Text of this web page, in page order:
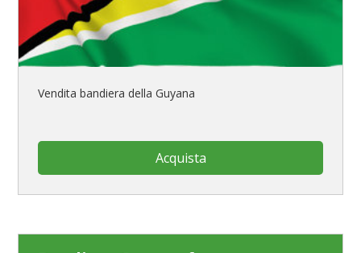
Vendita bandiera della Guyana
Acquista